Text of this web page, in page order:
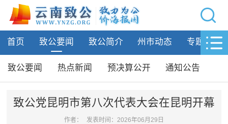
网站导航
首页
致公要闻
热点新闻
预决算公开
首页 致公要闻 致公简介 州市动态 专题活动
致公要闻 热点新闻 预决算公开 通知公告
致公党昆明市第八次代表大会在昆明开幕
作者： 发表时间：2026年06月29日